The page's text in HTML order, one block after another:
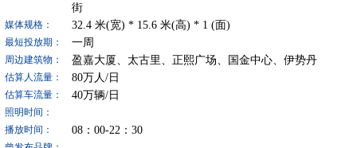
街
媒体规格： 32.4米(宽) * 15.6米(高) * 1 (面)
最短投放期： 一周
周边建筑物： 盈嘉大厦、太古里、正熙广场、国金中心、伊势丹
估算人流量： 80万人/日
估算车流量： 40万辆/日
照明时间：
播放时间：
08：00-22：30